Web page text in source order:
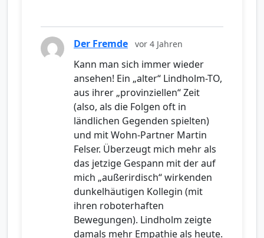
Der Fremde vor 4 Jahren
Kann man sich immer wieder
ansehen! Ein „alter“ Lindholm-TO,
aus ihrer „provinziellen“ Zeit
(also, als die Folgen oft in
ländlichen Gegenden spielten)
und mit Wohn-Partner Martin
Felser. Überzeugt mich mehr als
das jetzige Gespann mit der auf
mich „außerirdisch“ wirkenden
dunkelhäutigen Kollegin (mit
ihren roboterhaften
Bewegungen). Lindholm zeigte
damals mehr Empathie als heute.